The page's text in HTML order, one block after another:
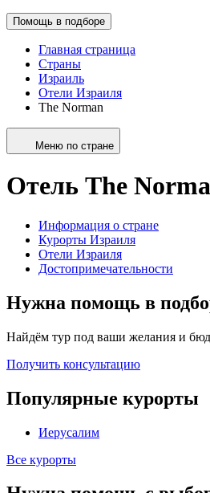
Помощь в подборе
Главная страница
Страны
Израиль
Отели Израиля
The Norman
Меню по стране
Отель The
Информация о стране
Курорты Израиля
Отели Израиля
Достопримечательности
Нужна помощь в
Найдём тур под ваши желания и
Получить консультацию
Популярные курорты
Иерусалим
Все курорты